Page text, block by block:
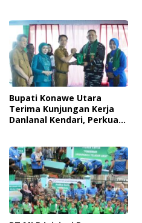
Hidup Sehat
Bupati Konawe Utara
Terima Kunjungan Kerja
Danlanal Kendari, Perkuat